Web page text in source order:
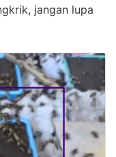
jangan lupa